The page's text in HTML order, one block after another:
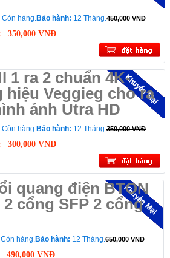
Còn hàng.Bảo hành: 12 Tháng.450,000 VNĐ
350,000 VNĐ
1 ra 2 chuẩn 4K-
hiệu Veggieg cho ra
ảnh Utra HD
Còn hàng.Bảo hành: 12 Tháng.350,000 VNĐ
300,000 VNĐ
quang điện BTON
2 cổng SFP 2 cổng
Còn hàng.Bảo hành: 12 Tháng.650,000 VNĐ
490,000 VNĐ